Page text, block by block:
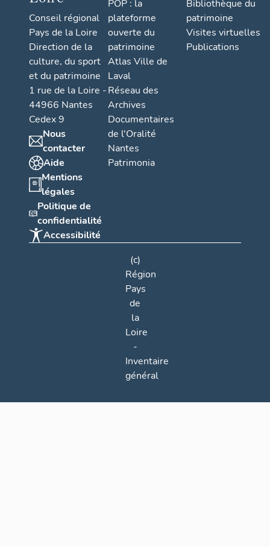
Conseil régional
Pays de la Loire
Direction de la
culture, du sport
et du patrimoine
1 rue de la Loire -
44966 Nantes
Cedex 9
Nous
contacter
Aide
Mentions
légales
Politique de
confidentialité
Accessibilité
POP : la
plateforme
ouverte du
patrimoine
Atlas Ville de
Laval
Réseau des
Archives
Documentaires
de l'Oralité
Nantes
Patrimonia
Bibliothèque du
patrimoine
Visites virtuelles
Publications
(c)
Région
Pays
de
la
Loire
-
Inventaire
général